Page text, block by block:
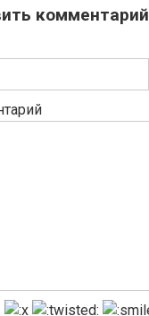
комментарий